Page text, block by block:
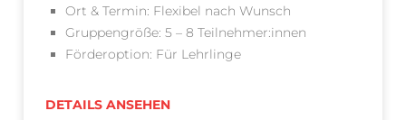
Ort & Termin: Flexibel nach Wunsch
Gruppengröße: 5 – 8 Teilnehmer:innen
Förderoption: Für Lehrlinge
DETAILS ANSEHEN